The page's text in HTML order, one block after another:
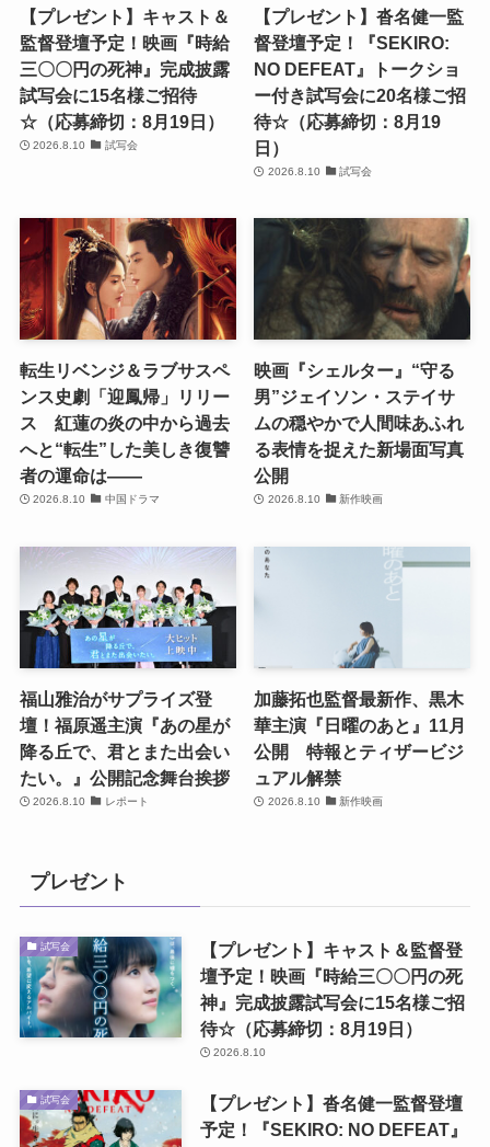
【プレゼント】キャスト＆
監督登壇予定！映画『時給
三〇〇円の死神』完成披露
試写会に15名様ご招待
☆（応募締切：8月19日）
2026.8.10 試写会
【プレゼント】沓名健一監
督登壇予定！『SEKIRO:
NO DEFEAT』トークショ
ー付き試写会に20名様ご招
待☆（応募締切：8月19
日）
2026.8.10 試写会
転生リベンジ＆ラブサスペ
ンス史劇「迎鳳帰」リリー
ス 紅蓮の炎の中から過去
へと“転生”した美しき復讐
者の運命は――
2026.8.10 中国ドラマ
映画『シェルター』“守る
男”ジェイソン・ステイサ
ムの穏やかで人間味あふれ
る表情を捉えた新場面写真
公開
2026.8.10 新作映画
福山雅治がサプライズ登
壇！福原遥主演『あの星が
降る丘で、君とまた出会い
たい。』公開記念舞台挨拶
2026.8.10 レポート
加藤拓也監督最新作、黒木
華主演『日曜のあと』11月
公開 特報とティザービジ
ュアル解禁
2026.8.10 新作映画
プレゼント
試写会
【プレゼント】キャスト＆監督登
壇予定！映画『時給三〇〇円の死
神』完成披露試写会に15名様ご招
待☆（応募締切：8月19日）
2026.8.10
試写会
【プレゼント】沓名健一監督登壇
予定！『SEKIRO: NO DEFEAT』